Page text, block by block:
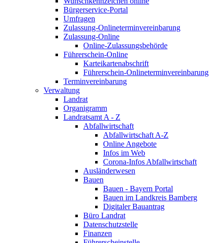
Bürgerservice-Portal
Umfragen
Zulassung-Onlineterminvereinbarung
Zulassung-Online
Online-Zulassungsbehörde
Führerschein-Online
Karteikartenabschrift
Führerschein-Onlineterminvereinbarung
Terminvereinbarung
Verwaltung
Landrat
Organigramm
Landratsamt A - Z
Abfallwirtschaft
Abfallwirtschaft A-Z
Online Angebote
Infos im Web
Corona-Infos Abfallwirtschaft
Ausländerwesen
Bauen
Bauen - Bayern Portal
Bauen im Landkreis Bamberg
Digitaler Bauantrag
Büro Landrat
Datenschutzstelle
Finanzen